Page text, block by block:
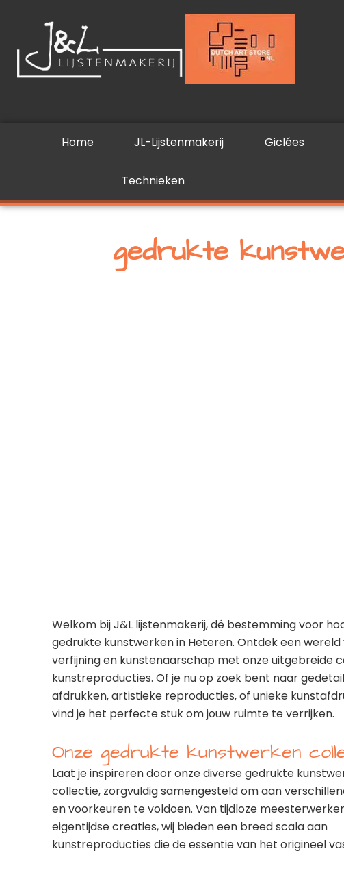
inhoud
Home JL-Lijstenmakerij Giclées
Technieken
gedrukte
Welkom bij J&L lijstenmakerij, dé bestemming voor
gedrukte kunstwerken in Heteren. Ontdek een wereld
verfijning en kunstenaarschap met onze uitgebreide
kunstreproducties. Of je nu op zoek bent naar
afdrukken, artistieke reproducties, of unieke
vind je het perfecte stuk om jouw ruimte te verrijken.
Onze gedrukte kunstwerken
Laat je inspireren door onze diverse gedrukte
collectie, zorgvuldig samengesteld om aan
en voorkeuren te voldoen. Van tijdloze
eigentijdse creaties, wij bieden een breed scala aan
kunstreproducties die de essentie van het origineel